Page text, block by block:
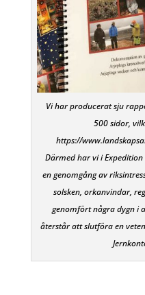
Vi har producerat sju
500 sidor,
https://
Därmed har vi i
en genomgång av
solsken, orkanvindar,
genomfört några dygn i
återstår att slutföra en